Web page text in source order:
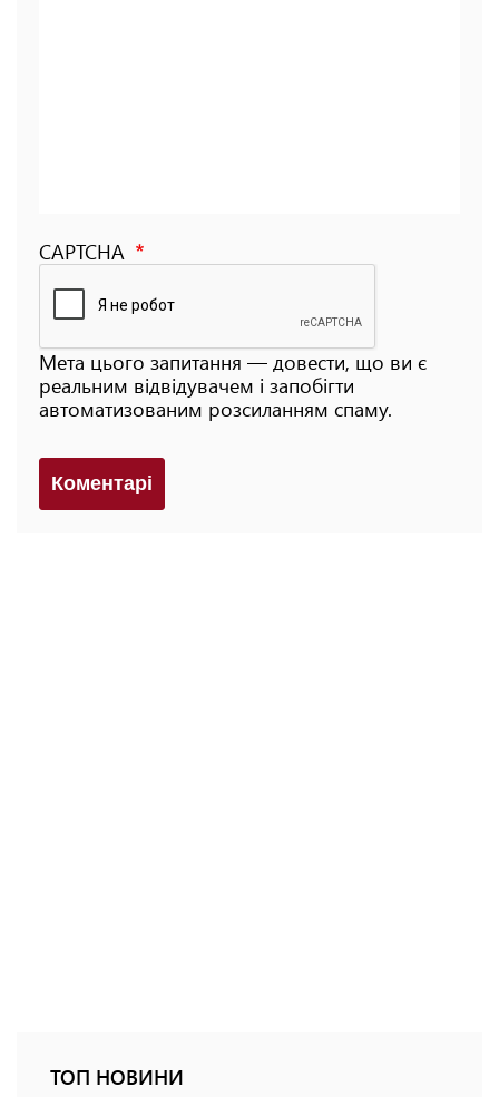
CAPTCHA
Мета цього запитання — довести, що ви є
реальним відвідувачем і запобігти
автоматизованим розсиланням спаму.
Коментарi
ТОП НОВИНИ